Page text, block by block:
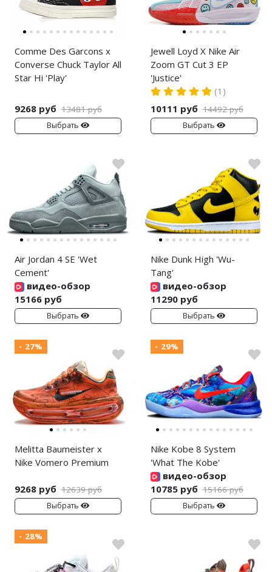
Comme Des Garcons x
Converse Chuck Taylor All
Star Hi 'Play'
9268 руб 13481 руб
Выбрать
Jewell Loyd X Nike Air
Zoom GT Cut 3 EP
'Justice'
(1)
10111 руб 14492 руб
Выбрать
Air Jordan 4 SE 'Wet
Cement'
видео-обзор
15166 руб
Выбрать
Nike Dunk High 'Wu-
Tang'
видео-обзор
11290 руб
Выбрать
- 27%
Melitta Baumeister x
Nike Vomero Premium
9268 руб 12639 руб
Выбрать
- 29%
Nike Kobe 8 System
'What The Kobe'
видео-обзор
10785 руб 15166 руб
Выбрать
- 28%